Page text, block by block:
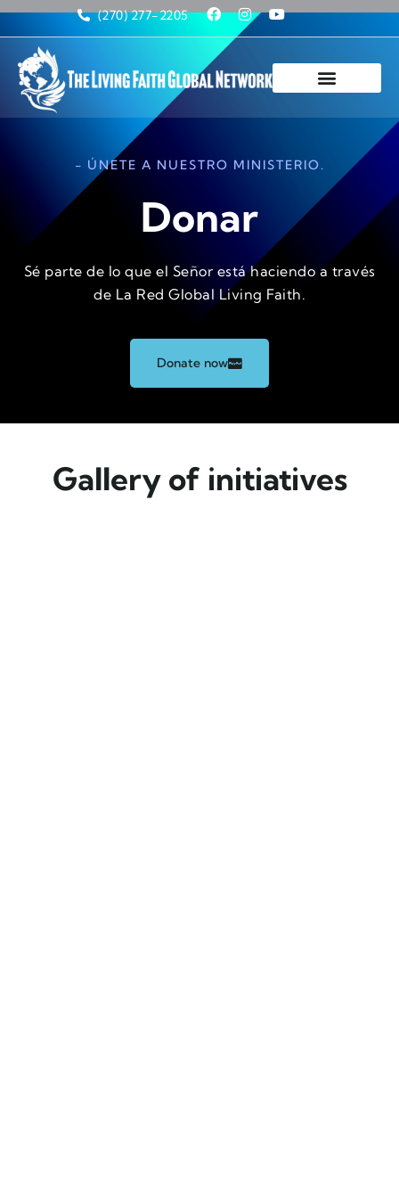
(270) 277-2205
- ÚNETE A NUESTRO MINISTERIO.
Donar
Sé parte de lo que el Señor está haciendo a través
de La Red Global Living Faith.
Donate now
Gallery of initiatives